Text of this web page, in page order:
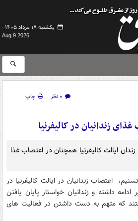
یکشنبه ۱۸ مرداد ۱۴۰۵ -
Aug 9 2026
۰ نظر
چاپ
زندانیان در کالیفرنیا
بیش از ۲۵۰۰ زندانی در ۱۷ زندان ایالت کالیفرنیا همچنان در اعتصاب غذا
اعتصاب زندانیان در ایالت کالیفرنیا در
داشته و زندانیان خواستار پایان یافتن
که متهم به دست داشتن در فعالیت های